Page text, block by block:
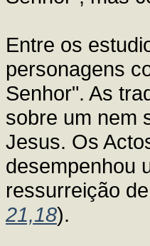
Entre os
personagens
Senhor". As
sobre um nem
Jesus. Os
desempenhou
ressurreição
21,18).